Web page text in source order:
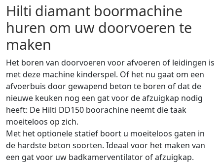
Hilti diamant boormachine
huren om uw doorvoeren te
maken
Het boren van doorvoeren voor afvoeren of leidingen is
met deze machine kinderspel. Of het nu gaat om een
afvoerbuis door gewapend beton te boren of dat de
nieuwe keuken nog een gat voor de afzuigkap nodig
heeft: De Hilti DD150 boorachine neemt die taak
moeiteloos op zich.
Met het optionele statief boort u moeiteloos gaten in
de hardste beton soorten. Ideaal voor het maken van
een gat voor uw badkamerventilator of afzuigkap.